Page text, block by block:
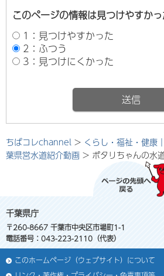
このページの情報は見つけやすか
1：見つけやすかった
2：ふつう
3：見つけにくかった
ちばコレchannel > くらし・福祉・健康
葉県営水道紹介動画
> ポタリちゃんの水
千葉県庁
〒260-8667 千葉市中央区市場町1-1
電話番号：043-223-2110（代表）
このホームページ（ウェブサイト）について